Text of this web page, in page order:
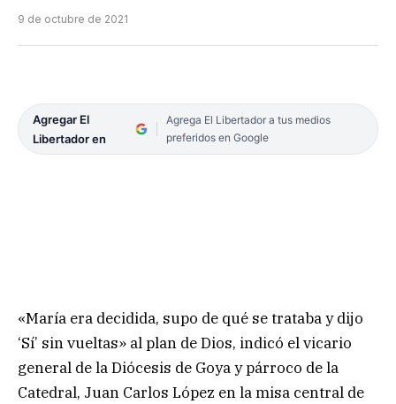
9 de octubre de 2021
Agregar El
Libertador en
Agrega El Libertador a tus medios
preferidos en Google
«María era decidida, supo de qué se trataba y dijo
‘Sí’ sin vueltas» al plan de Dios, indicó el vicario
general de la Diócesis de Goya y párroco de la
Catedral, Juan Carlos López en la misa central de